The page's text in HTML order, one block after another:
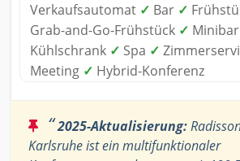
Verkaufsautomat ✓ Bar ✓
Grab-and-Go-Frühstück ✓
Kühlschrank ✓ Spa ✓
Meeting ✓ Hybrid-Konferenz
“2025-Aktualisierung:
Karlsruhe ist ein multifunktionaler